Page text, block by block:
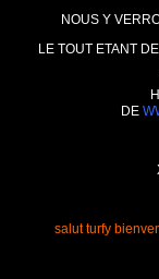
NOUS Y
LE TOUT ETANT
DE
salut turfy